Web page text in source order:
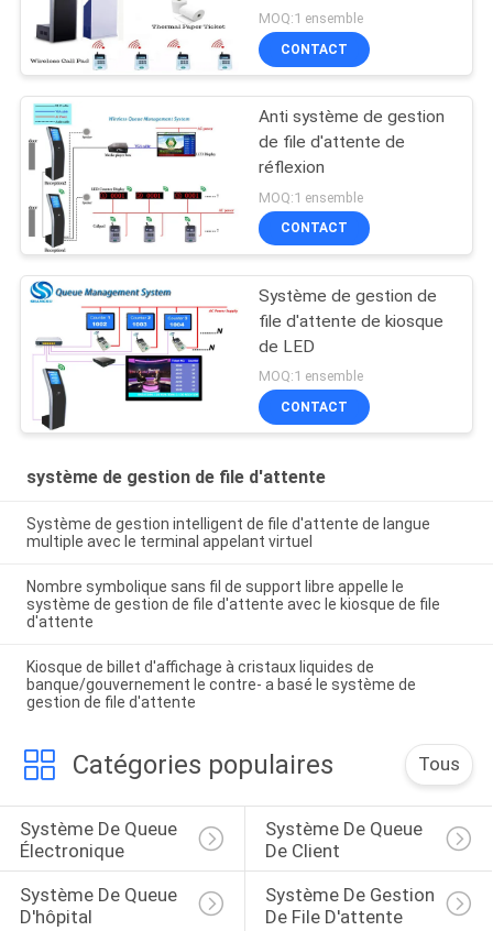
MOQ:1 ensemble
CONTACT
Anti système de gestion
de file d'attente de
réflexion
MOQ:1 ensemble
CONTACT
Système de gestion de
file d'attente de kiosque
de LED
MOQ:1 ensemble
CONTACT
système de gestion de file d'attente
Système de gestion intelligent de file d'attente de langue
multiple avec le terminal appelant virtuel
Nombre symbolique sans fil de support libre appelle le
système de gestion de file d'attente avec le kiosque de file
d'attente
Kiosque de billet d'affichage à cristaux liquides de
banque/gouvernement le contre- a basé le système de
gestion de file d'attente
Catégories populaires Tous
Système De Queue
Électronique
Système De Queue
De Client
Système De Queue
D'hôpital
Système De Gestion
De File D'attente